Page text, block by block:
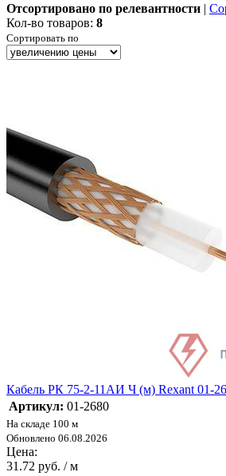
Отсортировано по релевантности |
Кол-во товаров: 8
Сортировать по
Кабель РК 75-2-11АИ Ч (м) Rexant 01-
Артикул: 01-2680
На складе 100 м
Обновлено 06.08.2026
Цена:
31.72 руб. / м